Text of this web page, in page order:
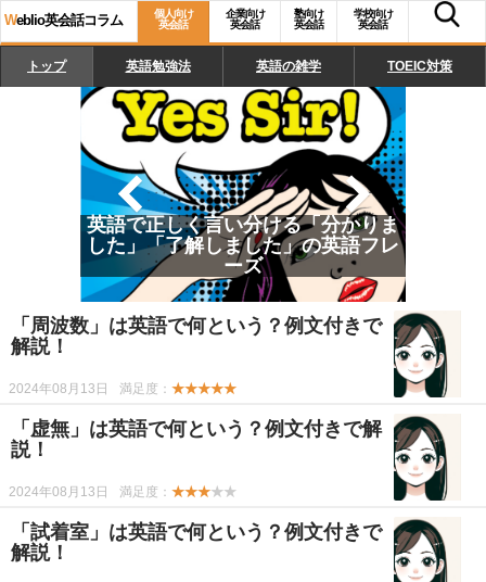
Weblio英会話コラム
個人向け
英会話
企業向け
英会話
塾向け
英会話
学校向け
英会話
トップ 英語勉強法 英語の雑学 TOEIC対策
英語で正しく言い分ける「分かりま
した」「了解しました」の英語フレ
ーズ
「周波数」は英語で何という？例文付きで
解説！
2024年08月13日 満足度： ★★★★★
「虚無」は英語で何という？例文付きで解
説！
2024年08月13日 満足度： ★★★★★
「試着室」は英語で何という？例文付きで
解説！